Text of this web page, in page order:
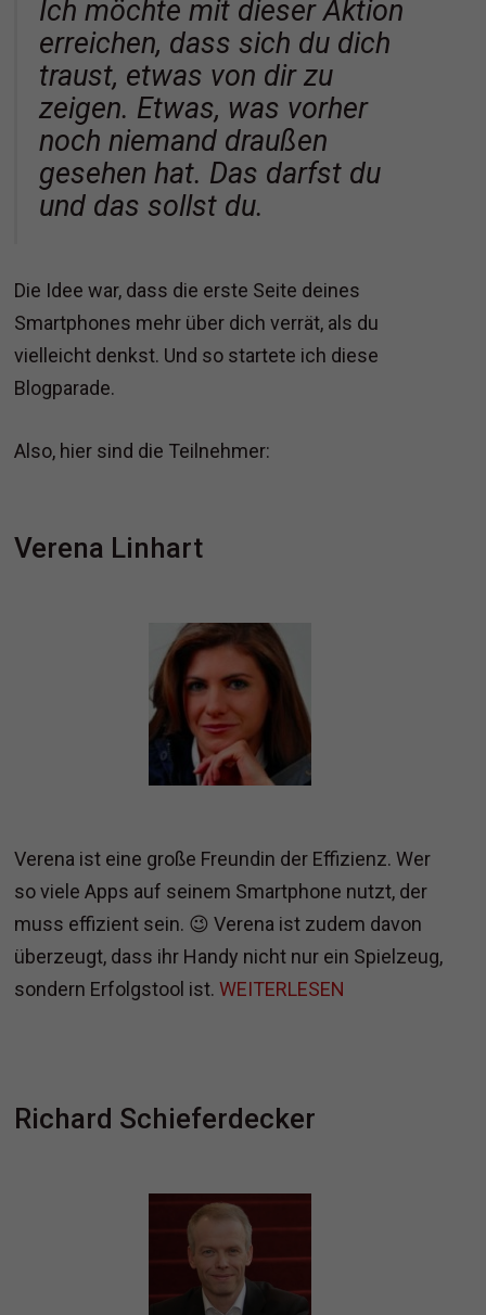
Ich möchte mit dieser Aktion
erreichen, dass sich du dich
traust, etwas von dir zu
zeigen. Etwas, was vorher
noch niemand draußen
gesehen hat. Das darfst du
und das sollst du.
Die Idee war, dass die erste Seite deines
Smartphones mehr über dich verrät, als du
vielleicht denkst. Und so startete ich diese
Blogparade.
Also, hier sind die Teilnehmer:
Verena Linhart
Verena ist eine große Freundin der Effizienz. Wer
so viele Apps auf seinem Smartphone nutzt, der
muss effizient sein. 😉 Verena ist zudem davon
überzeugt, dass ihr Handy nicht nur ein Spielzeug,
sondern Erfolgstool ist.WEITERLESEN
Richard Schieferdecker